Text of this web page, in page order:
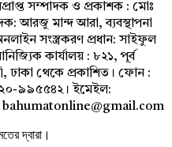
সম্পাদক ও প্রকাশক : মোঃ
আরজু মান্দ আরা, ব্যবস্থাপনা
সংস্ত্রকরণ প্রধান: সাইফুল
কার্যালয় : ৮২১, পূর্ব
ঢাকা থেকে প্রকাশিত। ফোন :
৯৯৫৫৪২। ইমেইল:
দ্বারা।